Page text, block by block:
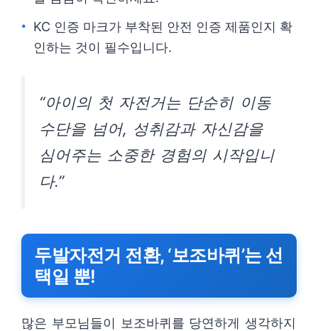
KC 인증 마크가 부착된 안전 인증 제품인지 확
인하는 것이 필수입니다.
“아이의 첫 자전거는 단순히 이동
수단을 넘어, 성취감과 자신감을
심어주는 소중한 경험의 시작입니
다.”
두발자전거 전환, ‘보조바퀴’는 선
택일 뿐!
많은 부모님들이 보조바퀴를 당연하게 생각하지